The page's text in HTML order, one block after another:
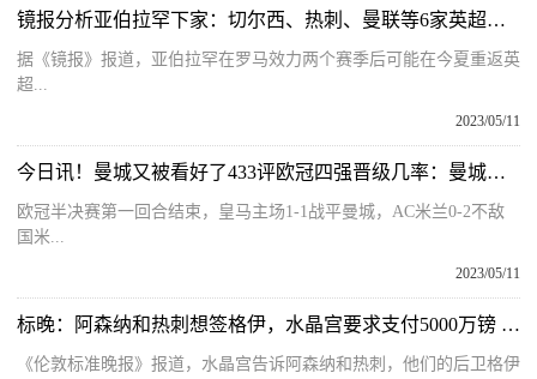
镜报分析亚伯拉罕下家：切尔西、热刺、曼联等6家英超俱乐部在列 环球实时
据《镜报》报道，亚伯拉罕在罗马效力两个赛季后可能在今夏重返英
超...
2023/05/11
今日讯！曼城又被看好了433评欧冠四强晋级几率：曼城七成，国米达94%
欧冠半决赛第一回合结束，皇马主场1-1战平曼城，AC米兰0-2不敌
国米...
2023/05/11
标晚：阿森纳和热刺想签格伊，水晶宫要求支付5000万镑 当前快报
《伦敦标准晚报》报道，水晶宫告诉阿森纳和热刺，他们的后卫格伊